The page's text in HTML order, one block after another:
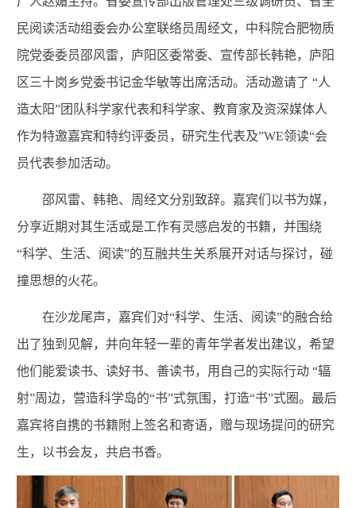
民阅读活动组委会办公室联络员周经文，中科院合肥物质
院党委委员邵风雷，庐阳区委常委、宣传部长韩艳，庐阳
区三十岗乡党委书记金华敏等出席活动。活动邀请了 “人
造太阳”团队科学家代表和科学家、教育家及资深媒体人
作为特邀嘉宾和特约评委员，研究生代表及”WE领读“会
员代表参加活动。
邵风雷、韩艳、周经文分别致辞。嘉宾们以书为媒，
分享近期对其生活或是工作有灵感启发的书籍，并围绕
“科学、生活、阅读”的互融共生关系展开对话与探讨，碰
撞思想的火花。
在沙龙尾声，嘉宾们对“科学、生活、阅读”的融合给
出了独到见解，并向年轻一辈的青年学者发出建议，希望
他们能爱读书、读好书、善读书，用自己的实际行动 “辐
射”周边，营造科学岛的“书”式氛围，打造“书”式圈。最后
嘉宾将自携的书籍附上签名和寄语，赠与现场提问的研究
生，以书会友，共启书香。